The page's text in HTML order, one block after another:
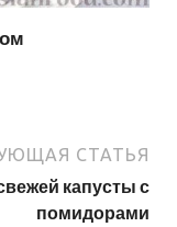
СТАТЬЯ
капусты с
помидорами